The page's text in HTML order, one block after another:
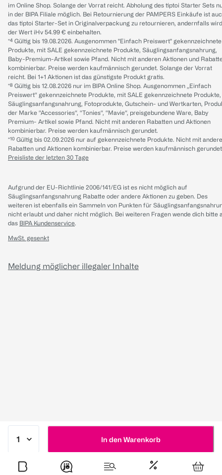
In den Warenkorb
im Online Shop. Solange der Vorrat reicht. Abholung des tiptoi Starter Sets
in der BIPA Filiale möglich. Bei Retournierung der PAMPERS Einkäufe ist
das tiptoi Starter-Set in Originalverpackung zu retournieren, andernfalls wird
der Wert iHv 54.99 € einbehalten.
*⁴ Gültig bis 19.08.2026. Ausgenommen "Einfach Preiswert" gekennzeichnete
Produkte, mit SALE gekennzeichnete Produkte, Säuglingsanfangsnahrung,
Baby-Premium-Artikel sowie Pfand. Nicht mit anderen Aktionen und
kombinierbar. Preise werden kaufmännisch gerundet. Solange der Vorrat
reicht. Bei 1+1 Aktionen ist das günstigste Produkt gratis.
*⁸ Gültig bis 12.08.2026 nur im BIPA Online Shop. Ausgenommen „Einfach
Preiswert“ gekennzeichnete Produkte, mit SALE gekennzeichnete Produkte,
Säuglingsanfangsnahrung, Fotoprodukte, Gutschein- und Wertkarten,
der Marke “Accessories“, “Tonies“, “Mavie“, preisgebundene Ware, Baby
Premium- Artikel sowie Pfand. Nicht mit anderen Rabatten und Aktionen
kombinierbar. Preise werden kaufmännisch gerundet.
*¹⁰ Gültig bis 02.09.2026 nur auf gekennzeichnete Produkte. Nicht mit
Rabatten und Aktionen kombinierbar. Preise werden kaufmännisch
Preisliste der letzten 30 Tage
Aufgrund der EU-Richtlinie 2006/141/EG ist es nicht möglich auf
Säuglingsanfangsnahrung Rabatte oder andere Aktionen zu geben. Des
weiteren ist ebenfalls ein Sammeln von Punkten für
nicht erlaubt und daher nicht möglich. Bei weiteren Fragen wende dich bitte
das BIPA Kundenservice.
MwSt. gesenkt
Meldung möglicher illegaler Inhalte